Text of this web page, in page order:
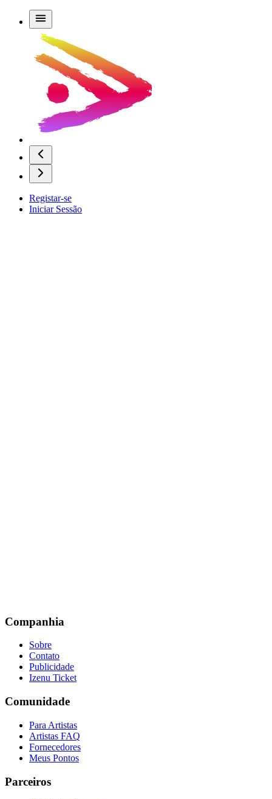
Registar-se
Iniciar Sessão
Companhia
Sobre
Contato
Publicidade
Izenu Ticket
Comunidade
Para Artistas
Artistas FAQ
Fornecedores
Meus Pontos
Parceiros